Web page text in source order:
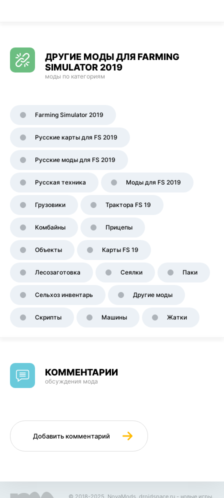
ДРУГИЕ МОДЫ ДЛЯ FARMING
SIMULATOR 2019
моды по категориям
Farming Simulator 2019
Русские карты для FS 2019
Русские моды для FS 2019
Русская техника Моды для FS 2019
Грузовики Трактора FS 19
Комбайны Прицепы
Объекты Карты FS 19
Лесозаготовка Сеялки Паки
Сельхоз инвентарь Другие моды
Скрипты Машины Жатки
КОММЕНТАРИИ
обсуждения мода
Добавить комментарий
© 2018-2025, NovaMods. droidspace.ru - новые игры.